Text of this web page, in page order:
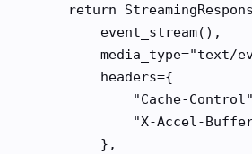
return
        event_stream(),
media_type="text/
        headers={
"Cache-
"X-Accel-
        },